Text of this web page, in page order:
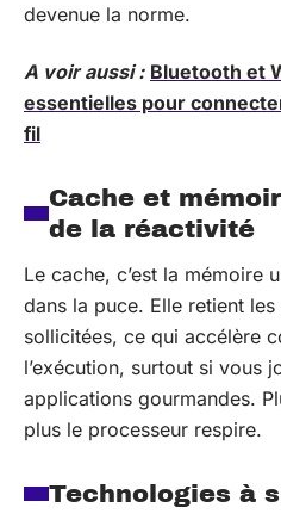
devenue la norme.
A voir aussi : Bluetooth et
essentielles pour
fil
Cache et
de la réactivité
Le cache, c’est la mémoire
dans la puce. Elle retient
sollicitées, ce qui accélère
l’exécution, surtout si vous
applications gourmandes.
plus le processeur respire.
Technologies à